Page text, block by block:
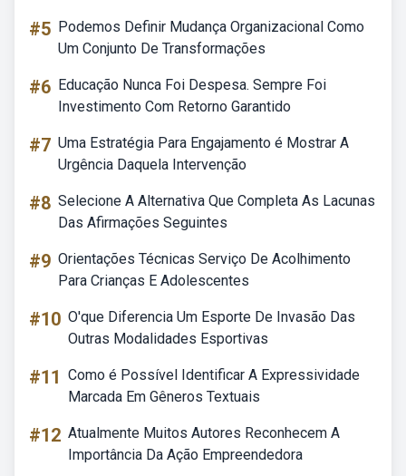
#5 Podemos Definir Mudança Organizacional Como
Um Conjunto De Transformações
#6 Educação Nunca Foi Despesa. Sempre Foi
Investimento Com Retorno Garantido
#7 Uma Estratégia Para Engajamento é Mostrar A
Urgência Daquela Intervenção
#8 Selecione A Alternativa Que Completa As Lacunas
Das Afirmações Seguintes
#9 Orientações Técnicas Serviço De Acolhimento
Para Crianças E Adolescentes
#10 O'que Diferencia Um Esporte De Invasão Das
Outras Modalidades Esportivas
#11 Como é Possível Identificar A Expressividade
Marcada Em Gêneros Textuais
#12 Atualmente Muitos Autores Reconhecem A
Importância Da Ação Empreendedora